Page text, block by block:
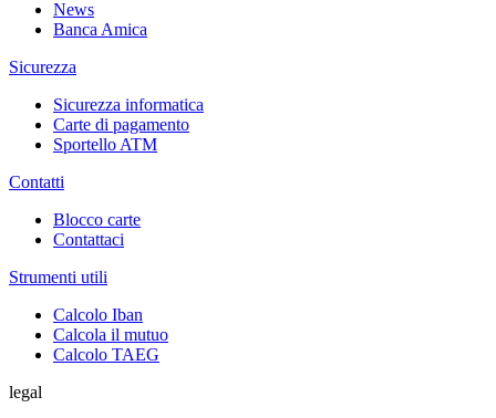
News
Banca Amica
Sicurezza
Sicurezza informatica
Carte di pagamento
Sportello ATM
Contatti
Blocco carte
Contattaci
Strumenti utili
Calcolo Iban
Calcola il mutuo
Calcolo TAEG
legal